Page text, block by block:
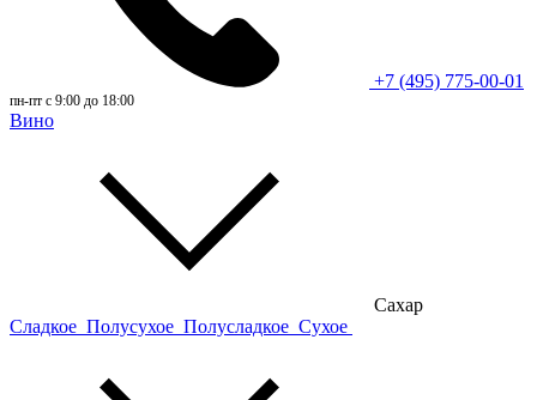
+7 (495) 775-00-01
пн-пт с 9:00 до 18:00
Вино
Сахар
Сладкое Полусухое Полусладкое Сухое